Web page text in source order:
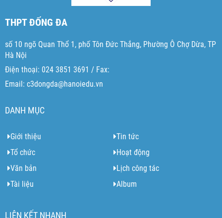
THPT ĐỐNG ĐA
số 10 ngõ Quan Thổ 1, phố Tôn Đức Thắng, Phường Ô Chợ Dừa, TP
Hà Nội
Điện thoại: 024 3851 3691 / Fax:
Email: c3dongda@hanoiedu.vn
DANH MỤC
Giới thiệu
Tin tức
Tổ chức
Hoạt động
Văn bản
Lịch công tác
Tài liệu
Album
LIÊN KẾT NHANH